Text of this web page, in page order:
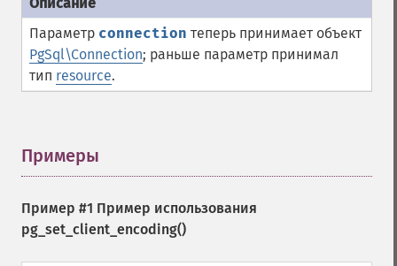
Параметр connection теперь принимает объект
PgSql\Connection; раньше параметр принимал
тип resource.
Примеры
Пример #1 Пример использования
pg_set_client_encoding()